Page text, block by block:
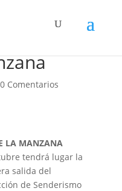
0 Comentarios
LA MANZANA
tendrá lugar la
salida del
de Senderismo